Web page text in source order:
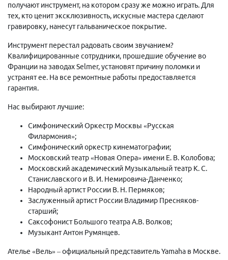
получают инструмент, на котором сразу же можно играть. Для
тех, кто ценит эксклюзивность, искусные мастера сделают
гравировку, нанесут гальваническое покрытие.
Инструмент перестал радовать своим звучанием?
Квалифицированные сотрудники, прошедшие обучение во
Франции на заводах Selmer, установят причину поломки и
устранят ее. На все ремонтные работы предоставляется
гарантия.
Нас выбирают лучшие:
Симфонический Оркестр Москвы «Русская
Филармония»;
Симфонический оркестр кинематографии;
Московский театр «Новая Опера» имени Е. В. Колобова;
Московский академический Музыкальный театр К. С.
Станиславского и В. И. Немировича-Данченко;
Народный артист России В. Н. Пермяков;
Заслуженный артист России Владимир Пресняков-
старший;
Саксофонист Большого театра А.В. Волков;
Музыкант Антон Румянцев.
Ателье «Вель» – официальный представитель Yamaha в Москве.